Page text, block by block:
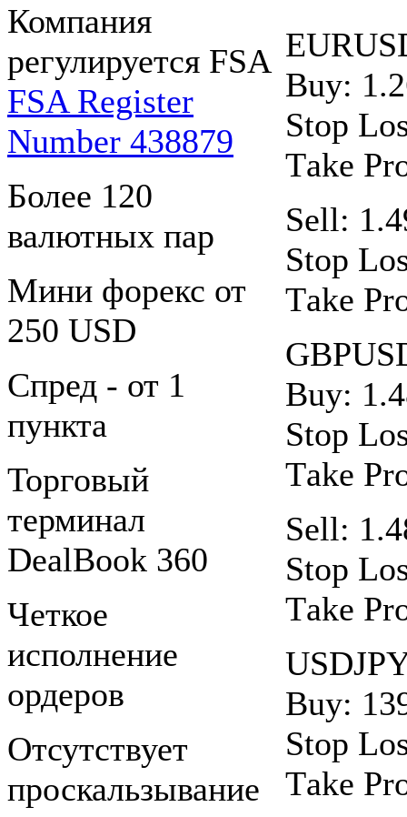
Компания
регулируется FSA
FSA Register
Number 438879
Более 120
валютных пар
Мини форекс от
250 USD
Спред - от 1
пункта
Торговый
терминал
DealBook 360
Четкое
исполнение
ордеров
Отсутствует
проскальзывание
Buy:
Stop
Тake
Sell:
Stop
Тake
Buy:
Stop
Тake
Sell:
Stop
Тake
Buy:
Stop
Тake